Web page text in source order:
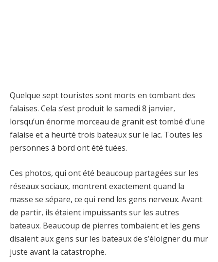
Quelque sept touristes sont morts en tombant des
falaises. Cela s’est produit le samedi 8 janvier,
lorsqu’un énorme morceau de granit est tombé d’une
falaise et a heurté trois bateaux sur le lac. Toutes les
personnes à bord ont été tuées.
Ces photos, qui ont été beaucoup partagées sur les
réseaux sociaux, montrent exactement quand la
masse se sépare, ce qui rend les gens nerveux. Avant
de partir, ils étaient impuissants sur les autres
bateaux. Beaucoup de pierres tombaient et les gens
disaient aux gens sur les bateaux de s’éloigner du mur
juste avant la catastrophe.